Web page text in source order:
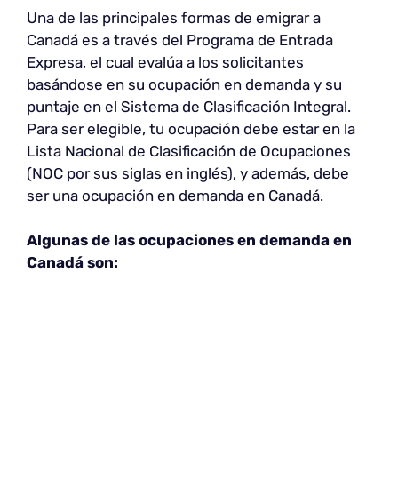
Una de las principales formas de emigrar a
Canadá es a través del Programa de Entrada
Expresa, el cual evalúa a los solicitantes
basándose en su ocupación en demanda y su
puntaje en el Sistema de Clasificación Integral.
Para ser elegible, tu ocupación debe estar en la
Lista Nacional de Clasificación de Ocupaciones
(NOC por sus siglas en inglés), y además, debe
ser una ocupación en demanda en Canadá.
Algunas de las ocupaciones en demanda en
Canadá son: